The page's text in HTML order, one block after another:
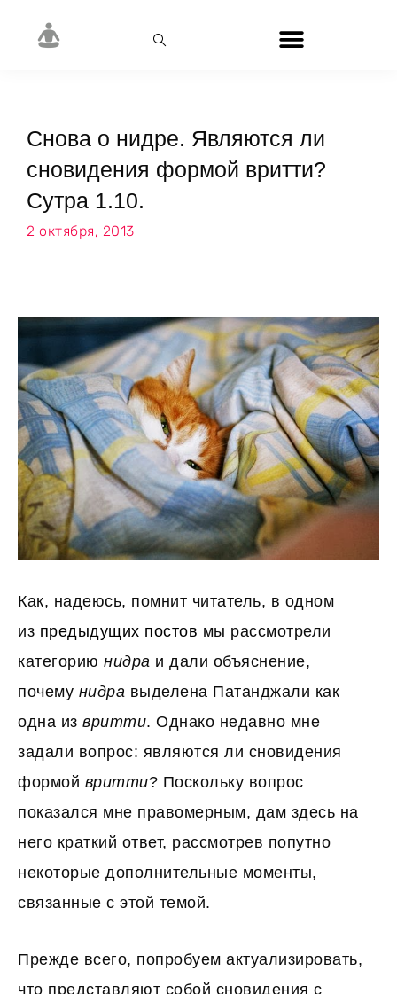
Снова о нидре. Являются ли
сновидения формой вритти?
Сутра 1.10.
2 октября, 2013
Как, надеюсь, помнит читатель, в одном
из предыдущих постов мы рассмотрели
категорию нидра и дали объяснение,
почему нидра выделена Патанджали как
одна из вритти. Однако недавно мне
задали вопрос: являются ли сновидения
формой вритти? Поскольку вопрос
показался мне правомерным, дам здесь на
него краткий ответ, рассмотрев попутно
некоторые дополнительные моменты,
связанные с этой темой.
Прежде всего, попробуем актуализировать,
что представляют собой сновидения с